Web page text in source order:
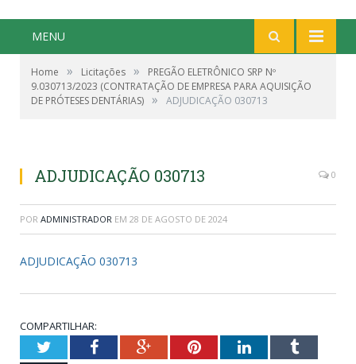
MENU
Home » Licitações »
PREGÃO ELETRÔNICO SRP Nº
9.030713/2023 (CONTRATAÇÃO DE EMPRESA PARA AQUISIÇÃO
DE PRÓTESES DENTÁRIAS) » ADJUDICAÇÃO 030713
ADJUDICAÇÃO 030713 0
POR ADMINISTRADOR EM 28 DE AGOSTO DE 2024
ADJUDICAÇÃO 030713
COMPARTILHAR:
TwitterFacebookGoogle+PinterestLinkedInTumblr